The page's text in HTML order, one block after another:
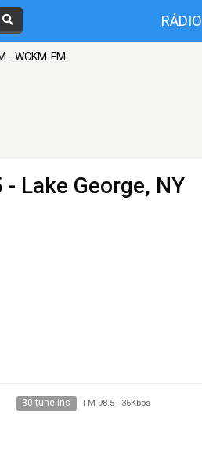
RÁDIO
- WCKM-FM
- Lake George, NY
30 tune ins FM 98.5- 36Kbps